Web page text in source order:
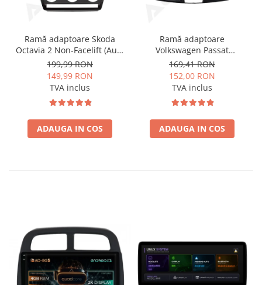
Ramă adaptoare Skoda
Octavia 2 Non-Facelift (Auto
A/C) 2004-2009 - fațetă
213×133 (RNS 510 / RCD
330), montaj dedicat
199,99 RON
149,99 RON
TVA inclus
ADAUGA IN COS
Ramă adaptoare
Volkswagen Passat
B6/B7/CC 2011-2015 -
navigație Android 10.1″,
montaj dedicat
169,41 RON
152,00 RON
TVA inclus
ADAUGA IN COS